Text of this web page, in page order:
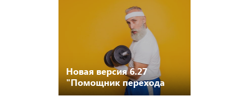
Новая версия 6.27
"Помощник перехода
Камин - ЗУП, ЗГУ, КА,